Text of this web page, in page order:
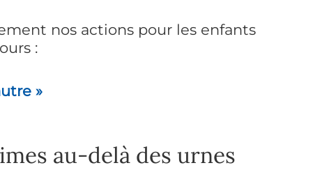
nos actions pour les enfants
:
»
au-delà des urnes